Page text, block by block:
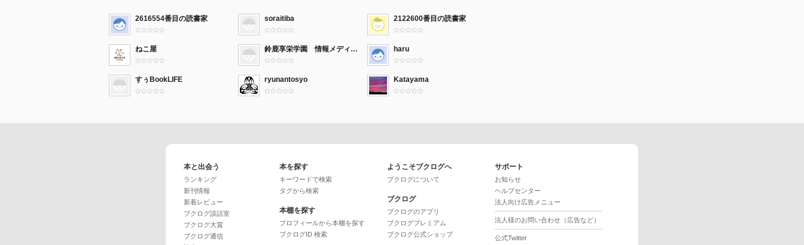
2616554番目の読書家 soraitiba 2122600番目の読書家
ねこ屋 鈴鹿享栄学園 情報メディア教育センター haru
すぅBookLIFE ryunantosyo Katayama
本と出会う
ランキング
新刊情報
新着レビュー
ブクログ談話室
ブクログ大賞
ブクログ通信
本を探す
キーワードで検索
タグから検索
本棚を探す
プロフィールから本棚を探す
ブクログID 検索
ようこそブクログへ
ブクログについて
ブクログ
ブクログのアプリ
ブクログプレミアム
ブクログ公式ショップ
サポート
お知らせ
ヘルプセンター
法人向け広告メニュー
法人様のお問い合わせ（広告など）
公式Twitter